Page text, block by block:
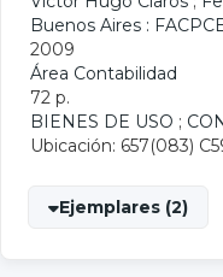
Buenos Aires :
2009
Área Contabilidad
72 p.
BIENES DE USO ;
Ubicación: 657(083)
Ejemplares (2)